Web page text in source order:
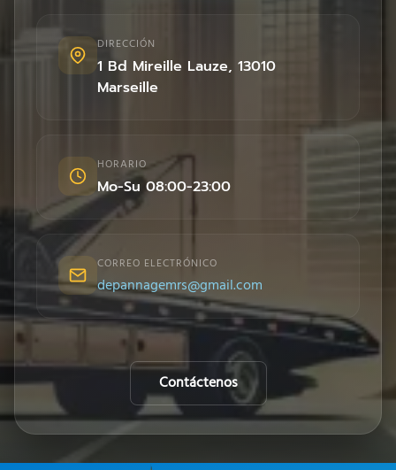
DIRECCIÓN
1 Bd Mireille Lauze, 13010
Marseille
HORARIO
Mo-Su 08:00-23:00
CORREO ELECTRÓNICO
depannagemrs@gmail.com
Contáctenos